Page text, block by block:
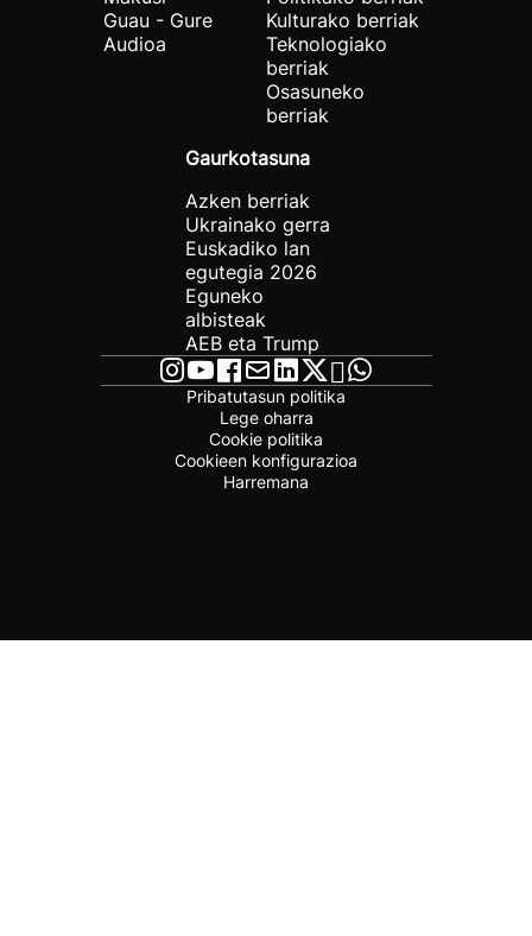
Guau - Gure
Audioa
Kulturako berriak
Teknologiako
berriak
Osasuneko
berriak
Gaurkotasuna
Azken berriak
Ukrainako gerra
Euskadiko lan
egutegia 2026
Eguneko
albisteak
AEB eta Trump
Pribatutasun politika
Lege oharra
Cookie politika
Cookieen konfigurazioa
Harremana